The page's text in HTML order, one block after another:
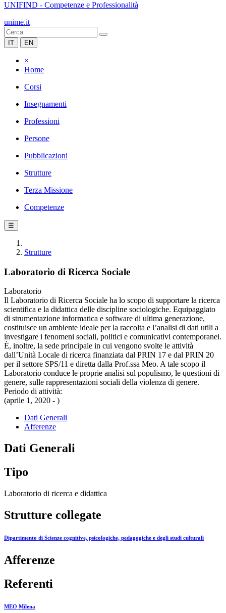
UNIFIND - Competenze e Professionalità
unime.it
IT EN
×
Home
Corsi
Insegnamenti
Professioni
Persone
Pubblicazioni
Strutture
Terza Missione
Competenze
☰
Strutture
Laboratorio di Ricerca Sociale
Laboratorio
Il Laboratorio di Ricerca Sociale ha lo scopo di supportare la ricerca
scientifica e la didattica delle discipline sociologiche. Equipaggiato
di strumentazione informatica e software di ultima generazione,
costituisce un ambiente ideale per la raccolta e l’analisi di dati utili a
investigare i fenomeni sociali, politici e comunicativi contemporanei.
È, inoltre, la sede principale in cui vengono svolte le attività
dall’Unità Locale di ricerca finanziata dal PRIN 17 e dal PRIN 20
per il settore SPS/11 e diretta dalla Prof.ssa Meo. A tale scopo il
Laboratorio conduce le proprie analisi sul populismo, le questioni di
genere, sulle rappresentazioni sociali della violenza di genere.
Periodo di attività:
(aprile 1, 2020 - )
Dati Generali
Afferenze
Dati Generali
Tipo
Laboratorio di ricerca e didattica
Strutture collegate
Dipartimento di Scienze cognitive, psicologiche, pedagogiche e degli studi culturali
Afferenze
Referenti
MEO Milena